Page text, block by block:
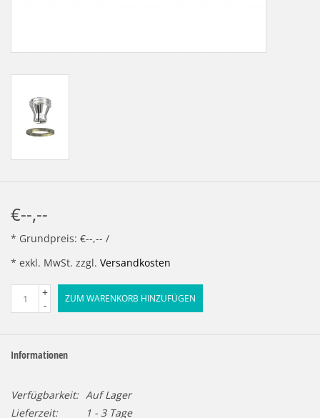
€--,--
* Grundpreis: €--,-- /
* exkl. MwSt. zzgl. Versandkosten
+
-
ZUM WARENKORB HINZUFÜGEN
Informationen
Verfügbarkeit: Auf Lager
Lieferzeit:
1 - 3 Tage